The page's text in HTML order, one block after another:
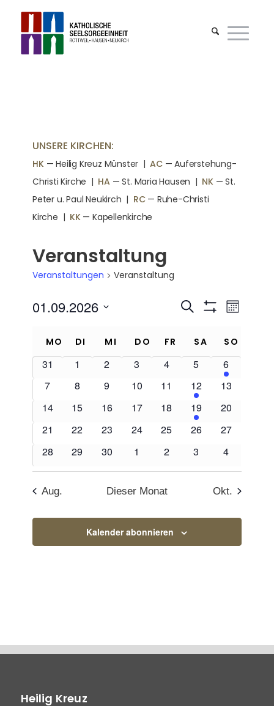
UNSERE KIRCHEN:
HK— Heilig Kreuz Münster |AC— Auferstehung-
Christi Kirche | HA — St. Maria Hausen | NK— St.
Peter u. Paul Neukirch | RC— Ruhe-Christi
Kirche | KK— Kapellenkirche
Veranstaltung
Veranstaltungen Veranstaltung
und
Ansichten,
Navigation
Suche Monat
01.09.2026
wählen.
Kalender
von
Veranstaltungen
31 1 2 3 4 5
6
7
8 9 10 11 12
13
14
15 16 17 18 19
20
21
22 23 24 25 26
27
28
29 30 1 2 3 4
Aug. Dieser Monat Okt.
Kalender abonnieren
Heilig Kreuz